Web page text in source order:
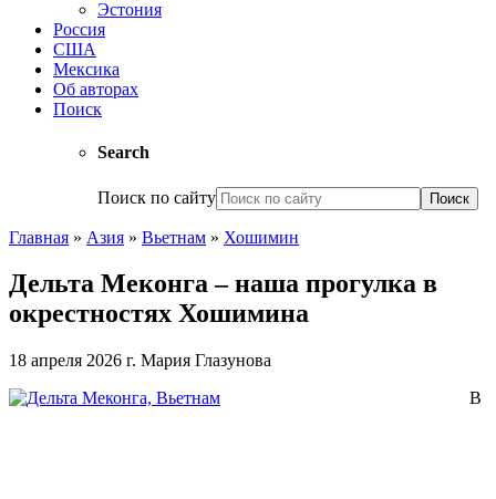
Эстония
Россия
США
Мексика
Об авторах
Поиск
Search
Поиск по сайту
Главная » Азия » Вьетнам » Хошимин
Дельта Меконга – наша прогулка в
окрестностях Хошимина
18 апреля 2026 г. Мария Глазунова
В